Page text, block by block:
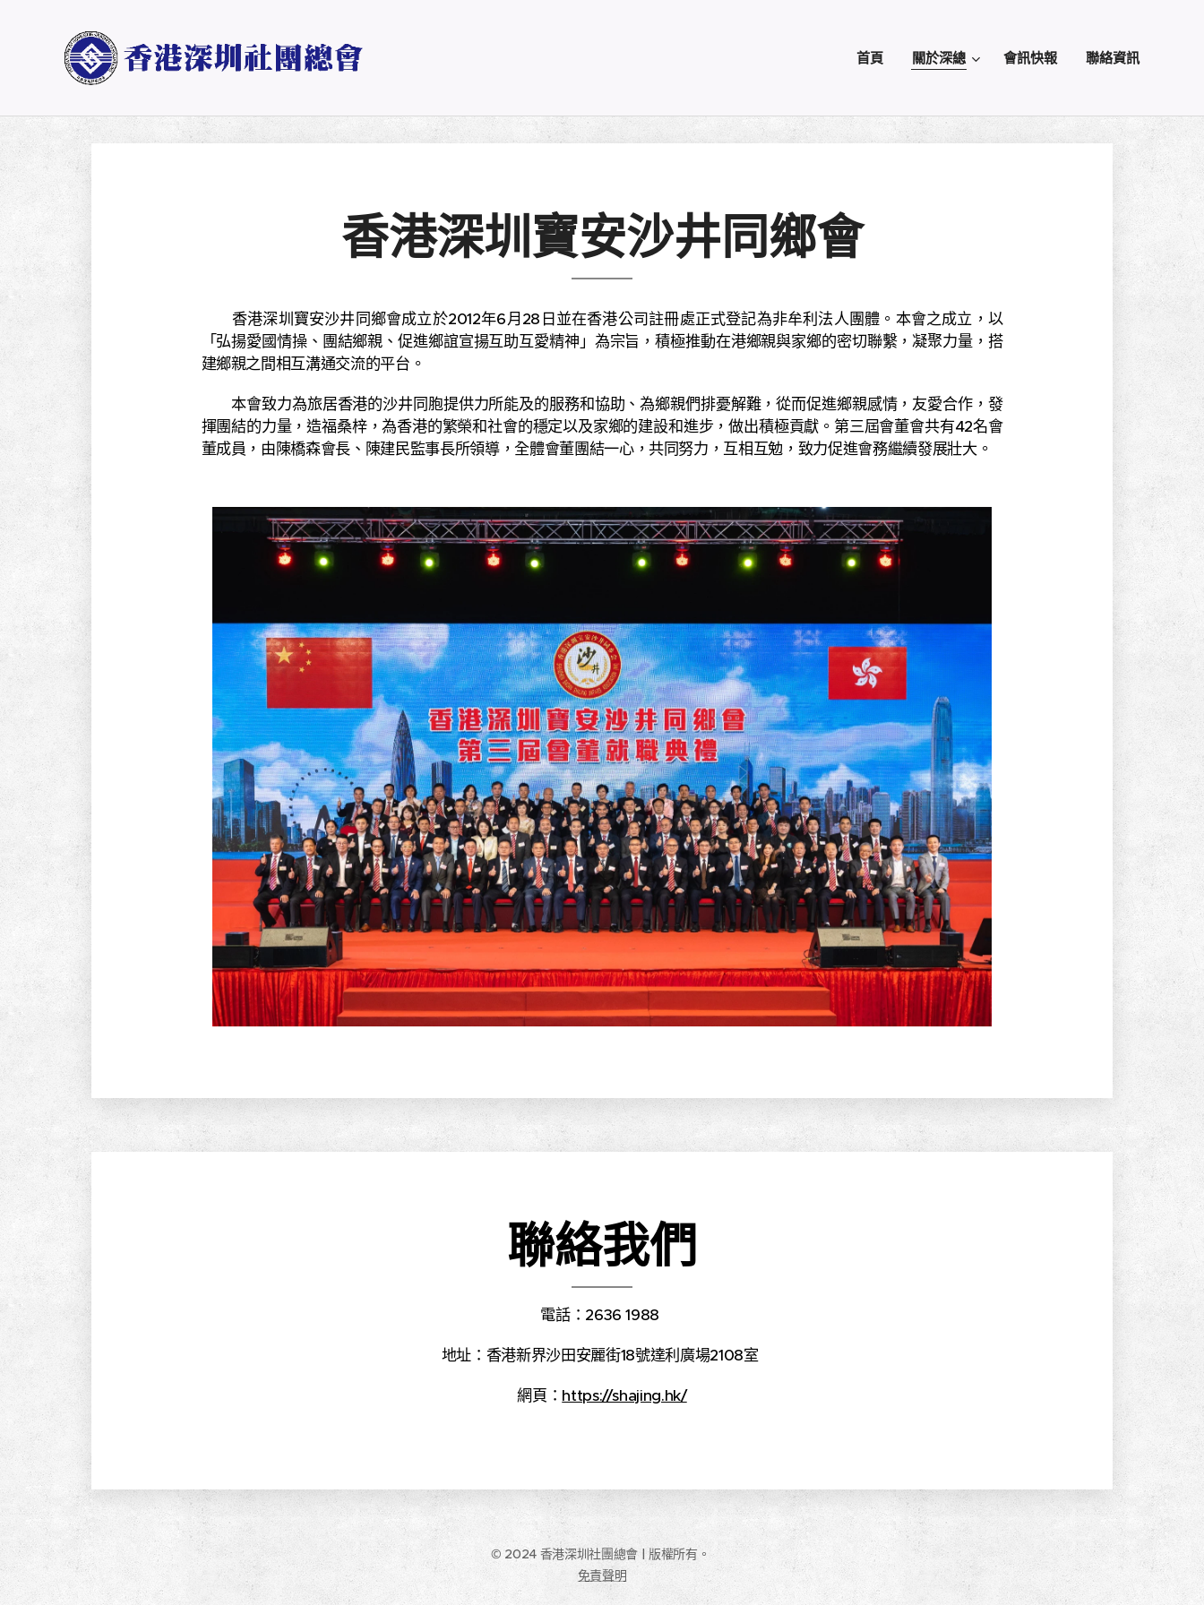
首頁 關於深總 會訊快報 聯絡資訊
香港深圳寶安沙井同鄉會
香港深圳寶安沙井同鄉會成立於2012年6月28日並在香港公司註冊處正式登記為非牟利法人團體。本會之成立，以
「弘揚愛國情操、團結鄉親、促進鄉誼宣揚互助互愛精神」為宗旨，積極推動在港鄉親與家鄉的密切聯繫，凝聚力量，搭
建鄉親之間相互溝通交流的平台。
本會致力為旅居香港的沙井同胞提供力所能及的服務和協助、為鄉親們排憂解難，從而促進鄉親感情，友愛合作，發
揮團結的力量，造福桑梓，為香港的繁榮和社會的穩定以及家鄉的建設和進步，做出積極貢獻。第三屆會董會共有42名會
董成員，由陳橋森會長、陳建民監事長所領導，全體會董團結一心，共同努力，互相互勉，致力促進會務繼續發展壯大。
聯絡我們
電話：2636 1988
地址：香港新界沙田安麗街18號達利廣場2108室
網頁： https://shajing.hk/
© 2024 香港深圳社團總會 | 版權所有。
免責聲明